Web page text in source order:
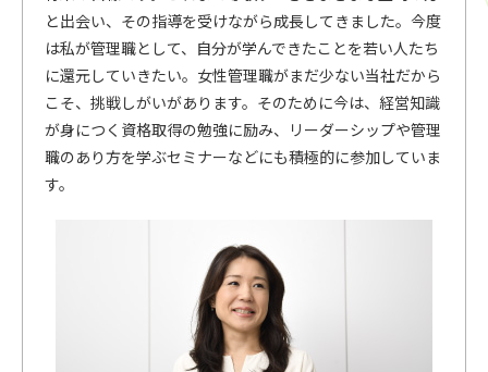
と出会い、その指導を受けながら成長してきました。今度
は私が管理職として、自分が学んできたことを若い人たち
に還元していきたい。女性管理職がまだ少ない当社だから
こそ、挑戦しがいがあります。そのために今は、経営知識
が身につく資格取得の勉強に励み、リーダーシップや管理
職のあり方を学ぶセミナーなどにも積極的に参加していま
す。